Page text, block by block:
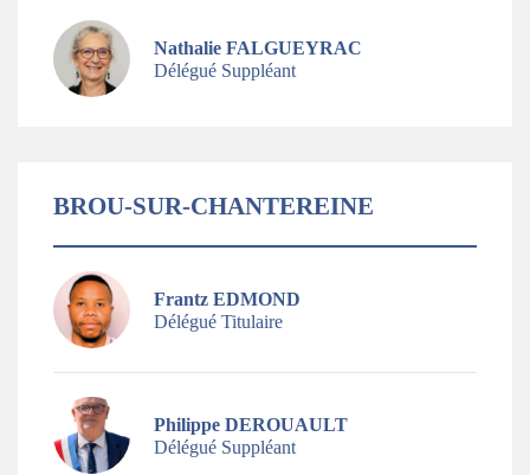
Nathalie FALGUEYRAC
Délégué Suppléant
BROU-SUR-CHANTEREINE
Frantz EDMOND
Délégué Titulaire
Philippe DEROUAULT
Délégué Suppléant